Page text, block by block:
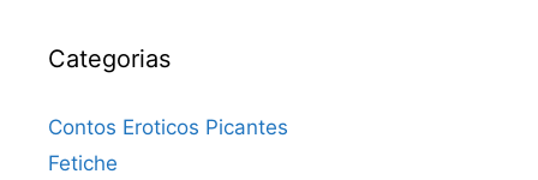
Categorias
Contos Eroticos Picantes
Fetiche